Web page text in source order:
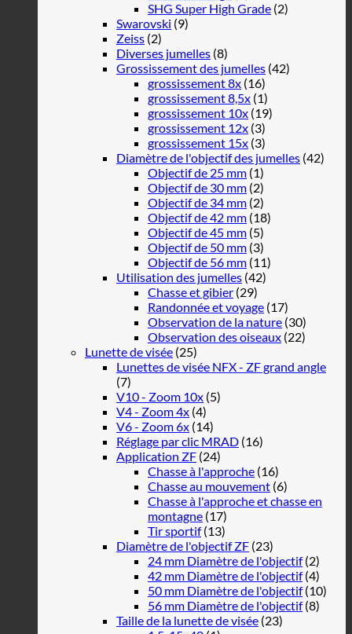
SHG Super High Grade (2)
Swarovski (9)
Zeiss (2)
Diverses jumelles (8)
Grossissement des jumelles (42)
grossissement 8x (16)
grossissement 8,5x (1)
grossissement 10x (19)
grossissement 12x (3)
grossissement 15x (3)
Diamètre de l'objectif des jumelles (42)
Objectif de 25 mm (1)
Objectif de 30 mm (2)
Objectif de 34 mm (2)
Objectif de 42 mm (18)
Objectif de 45 mm (5)
Objectif de 50 mm (3)
Objectif de 56 mm (11)
Utilisation des jumelles (42)
Chasse et gibier (29)
Randonnée et voyage (17)
Observation de la nature (30)
Observation des oiseaux (22)
Lunette de visée (25)
Lunettes de visée NFX - ZF grand angle
(7)
V10 - Zoom 10x (5)
V4 - Zoom 4x (4)
V6 - Zoom 6x (14)
Réglage par clic MRAD (16)
Application ZF (24)
Chasse à l'approche (16)
Chasse au mouvement (6)
Chasse à l'approche et chasse en
montagne (17)
Tir sportif (13)
Diamètre de l'objectif ZF (23)
24 mm Diamètre de l'objectif (2)
42 mm Diamètre de l'objectif (4)
50 mm Diamètre de l'objectif (10)
56 mm Diamètre de l'objectif (8)
Taille de la lunette de visée (23)